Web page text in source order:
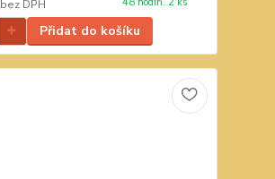
bez DPH
Přidat do košíku